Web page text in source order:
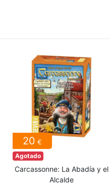
20 €
Agotado
Carcassonne: La Abadía y el
Alcalde